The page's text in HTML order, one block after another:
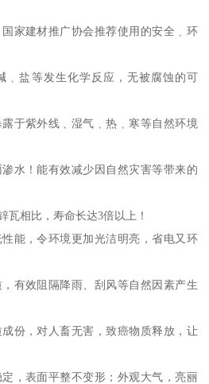
家建材推广协会推荐使用的安全﹑环
﹑盐等发生化学反应，无被腐蚀的可
于紫外线﹑湿气﹑热﹑寒等自然环境
水！能有效减少因自然灾害等带来的
瓦相比，寿命长达3倍以上！
能，令环境更加光洁明亮，省电又环
有效阻隔降雨、刮风等自然因素产生
份，对人畜无害，致癌物质释放，让
，表面平整不变形；外观大气，亮丽